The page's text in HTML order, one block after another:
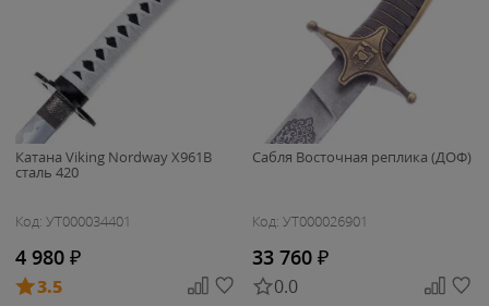
Катана Viking Nordway X961B
сталь 420
Код: УТ000034401
4 980 ₽
3.5
Сабля Восточная реплика (ДОФ)
Код: УТ000026901
33 760 ₽
0.0